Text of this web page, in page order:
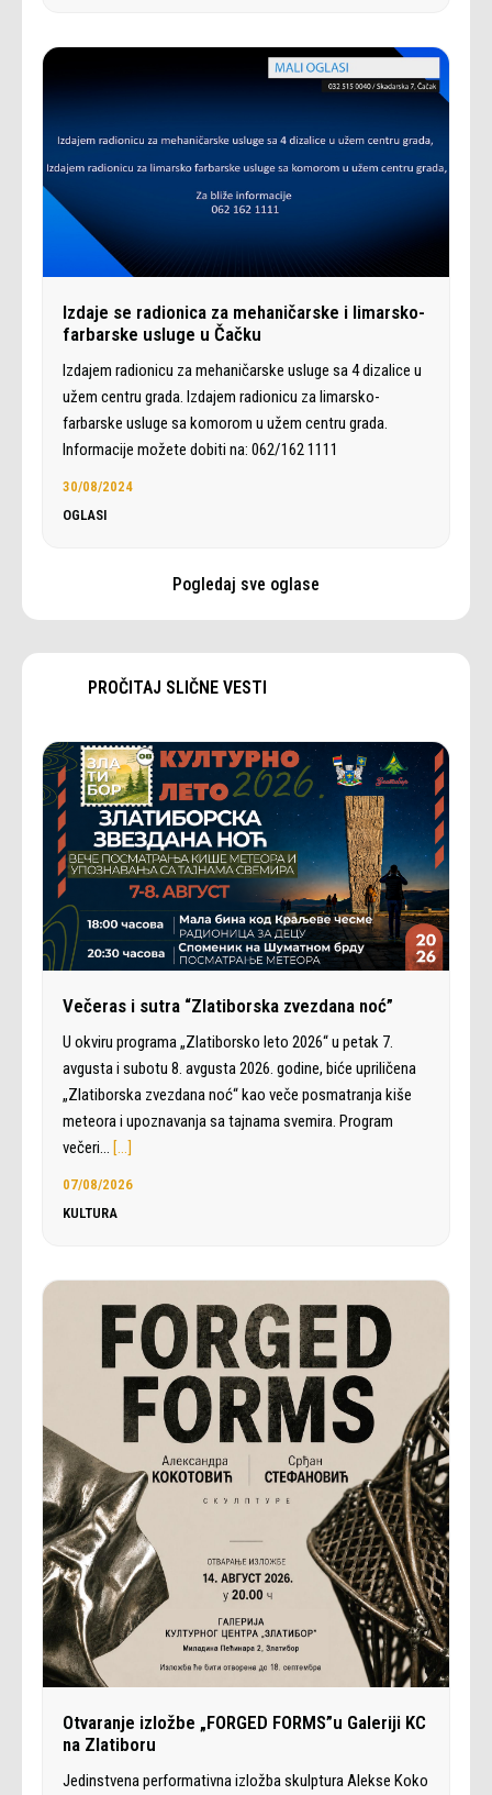
Izdaje se radionica za mehaničarske i limarsko-
farbarske usluge u Čačku
Izdajem radionicu za mehaničarske usluge sa 4 dizalice u
užem centru grada. Izdajem radionicu za limarsko-
farbarske usluge sa komorom u užem centru grada.
Informacije možete dobiti na: 062/162 1111
30/08/2024
OGLASI
Pogledaj sve oglase
PROČITAJ SLIČNE VESTI
Večeras i sutra “Zlatiborska zvezdana noć”
U okviru programa „Zlatiborsko leto 2026“ u petak 7.
avgusta i subotu 8. avgusta 2026. godine, biće upriličena
„Zlatiborska zvezdana noć“ kao veče posmatranja kiše
meteora i upoznavanja sa tajnama svemira. Program
večeri… […]
07/08/2026
KULTURA
Otvaranje izložbe „FORGED FORMS”u Galeriji KC
na Zlatiboru
Jedinstvena performativna izložba skulptura Alekse Koko